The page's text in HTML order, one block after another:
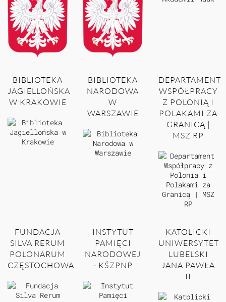
BIBLIOTEKA
JAGIELLOŃSKA
W KRAKOWIE
BIBLIOTEKA
NARODOWA
W
WARSZAWIE
DEPARTAMENT
WSPÓŁPRACY
Z POLONIĄ I
POLAKAMI ZA
GRANICĄ |
MSZ RP
FUNDACJA
SILVA RERUM
POLONARUM
CZĘSTOCHOWA
INSTYTUT
PAMIĘCI
NARODOWEJ
- KŚZPNP
KATOLICKI
UNIWERSYTET
LUBELSKI
JANA PAWŁA
II